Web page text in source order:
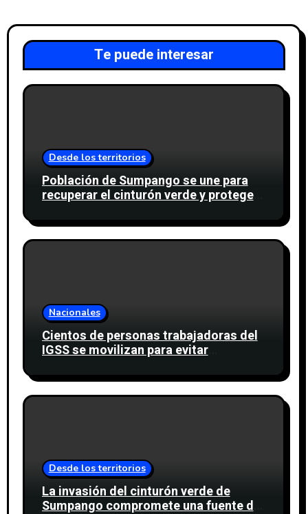
Te puede interesar
Desde los territorios
Población de Sumpango se une para
recuperar el cinturón verde y proteger
Nacionales
Cientos de personas trabajadoras del
IGSS se movilizan para evitar
Desde los territorios
La invasión del cinturón verde de
Sumpango compromete una fuente de